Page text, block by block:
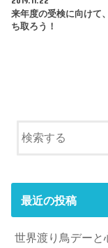
来年度の受検に向けて
ち取ろう！
最近の投稿
世界渡り鳥デーと